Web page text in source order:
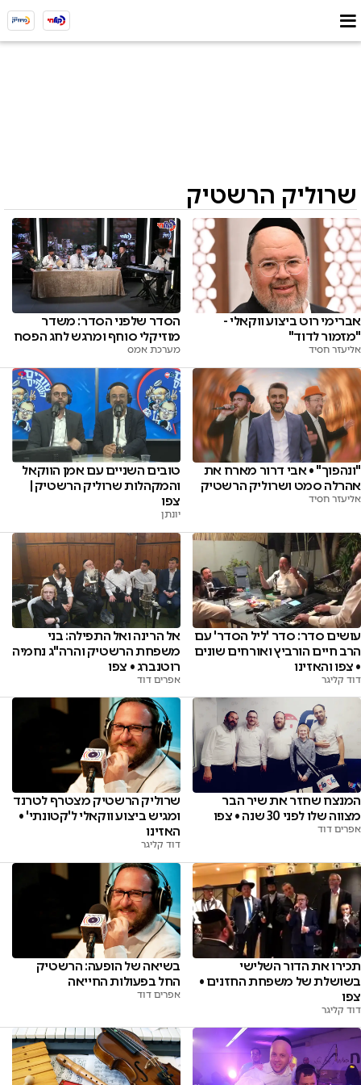
שרוליק הרשטיק
אברימי רוט ביצוע ווקאלי -
"מזמור לדוד"
אליעזר חסיד
הסדר שלפני הסדר: משדר
מוזיקלי סוחף ומרגש לחג הפסח
מערכת אמס
"ונהפוך" • אבי דרור מארח את
אהרלה סמט ושרוליק הרשטיק
אליעזר חסיד
טובים השניים עם אמן הווקאל
והמקהלות שרוליק הרשטיק |
צפו
יונתן
עושים סדר: סדר 'ליל הסדר' עם
הרב חיים הורביץ ואורחים שונים
• צפו והאזינו
דוד קליגר
אל הרינה ואל התפילה: בני
משפחת הרשטיק והרה"ג נחמיה
רוטנברג • צפו
אפרים דוד
המנצח שחזר את שיר הבר
מצווה שלו לפני 30 שנה • צפו
אפרים דוד
שרוליק הרשטיק מצטרף לטרנד
ומגיש ביצוע ווקאלי ל'קטונתי' •
האזינו
דוד קליגר
תכירו את הדור השלישי
בשושלת של משפחת החזנים •
צפו
דוד קליגר
בשיאה של הופעה: הרשטיק
החל בפעולות החייאה
אפרים דוד